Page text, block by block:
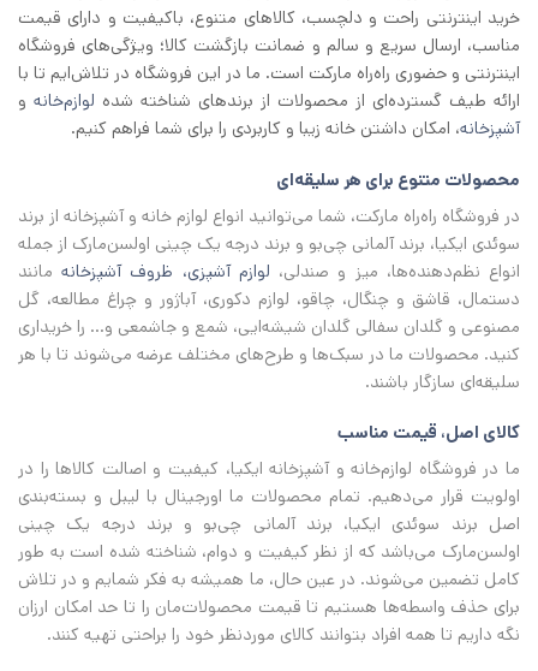
خرید اینترنتی راحت و دلچسب، کالاهای متنوع، باکیفیت و دارای قیمت
مناسب، ارسال سریع و سالم و ضمانت بازگشت کالا؛ ویژگی‌های فروشگاه
اینترنتی و حضوری راه‌راه مارکت است. ما در این فروشگاه در تلاش‌ایم تا با
ارائه طیف گسترده‌ای از محصولات از برند‌های شناخته شده لوازم‌خانه و
آشپزخانه، امکان داشتن خانه زیبا و کاربردی را برای شما فراهم کنیم.
محصولات متنوع برای هر سلیقه‌ای
در فروشگاه راه‌راه مارکت، شما می‌توانید انواع لوازم خانه و آشپزخانه از برند
سوئدی ایکیا، برند آلمانی چی‌بو و برند درجه یک چینی اولسن‌مارک از جمله
انواع نظم‌دهنده‌ها، میز و صندلی، لوازم آشپزی، ظروف آشپزخانهمانند
دستمال، قاشق و چنگال، چاقو، لوازم دکوری، آباژور و چراغ مطالعه، گل
مصنوعی و گلدان سفالی گلدان شیشه‌ایی، شمع و جاشمعی و… را خریداری
کنید. محصولات ما در سبک‌ها و طرح‌های مختلف عرضه می‌شوند تا با هر
سلیقه‌ای سازگار باشند.
کالای اصل، قیمت مناسب
ما در فروشگاه لوازم‌خانه و آشپزخانه ایکیا، کیفیت و اصالت کالاها را در
اولویت قرار می‌دهیم. تمام محصولات ما اورجینال با لیبل و بسته‌بندی
اصل برند سوئدی ایکیا، برند آلمانی چی‌بو و برند درجه یک چینی
اولسن‌مارک می‌باشد که از نظر کیفیت و دوام، شناخته شده است به طور
کامل تضمین می‌شوند. در عین حال، ما همیشه به فکر شمایم و در تلاش
برای حذف واسطه‌ها هستیم تا قیمت محصولات‌مان را تا حد امکان ارزان
نگه داریم تا همه افراد بتوانند کالای موردنظر خود را براحتی تهیه کنند.